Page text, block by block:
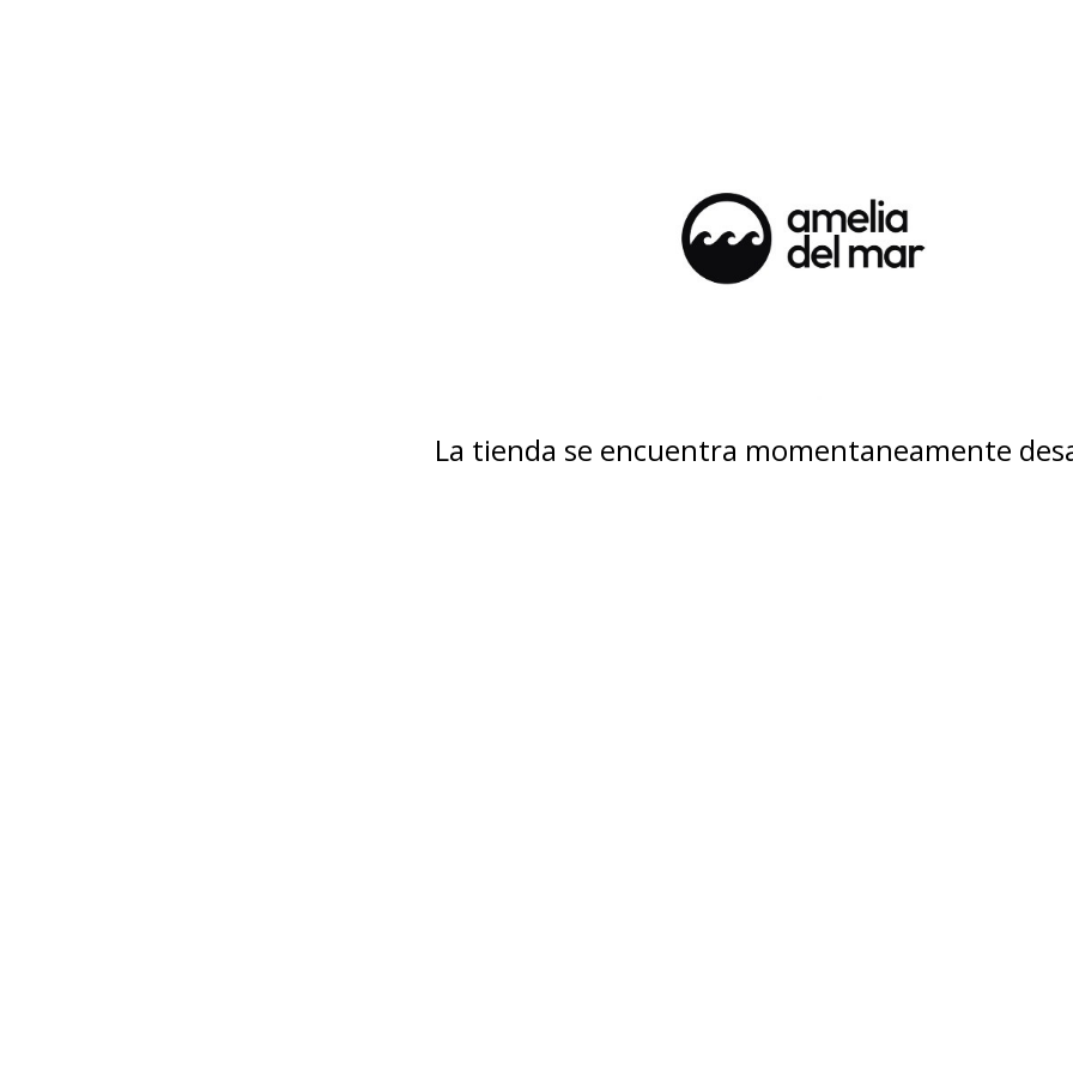
La tienda se encuentra momentaneamente